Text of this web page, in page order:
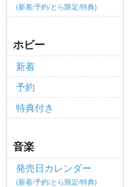
(新着/予約/とら限定/特典)
ホビー
新着
予約
特典付き
音楽
発売日カレンダー
(新着/予約/とら限定/特典)